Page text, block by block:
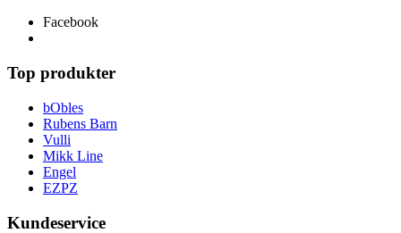
Facebook
Top produkter
bObles
Rubens Barn
Vulli
Mikk Line
Engel
EZPZ
Kundeservice